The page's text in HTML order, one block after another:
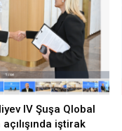
IV Şuşa Qlobal
iştirak